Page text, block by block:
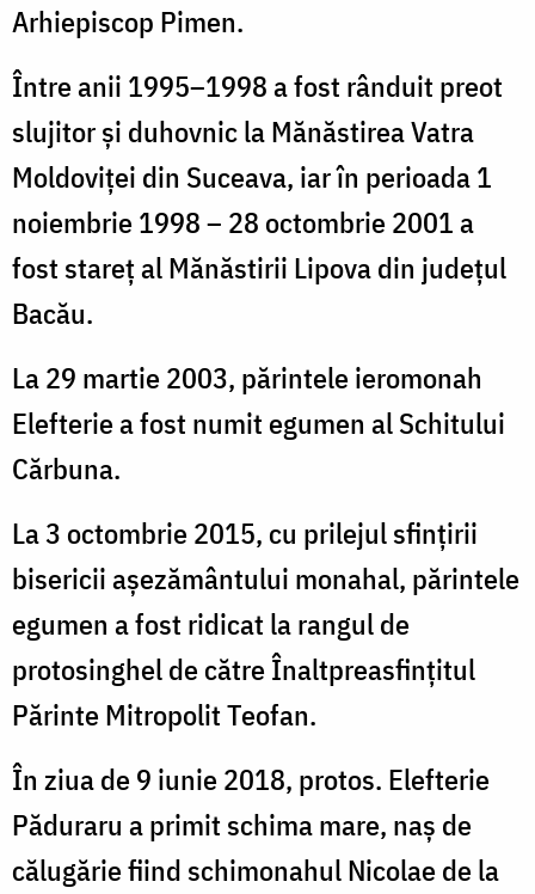
Arhiepiscop Pimen.
Între anii 1995–1998 a fost rânduit preot
slujitor și duhovnic la Mănăstirea Vatra
Moldoviței din Suceava, iar în perioada 1
noiembrie 1998 – 28 octombrie 2001 a
fost stareț al Mănăstirii Lipova din județul
Bacău.
La 29 martie 2003, părintele ieromonah
Elefterie a fost numit egumen al Schitului
Cărbuna.
La 3 octombrie 2015, cu prilejul sfințirii
bisericii așezământului monahal, părintele
egumen a fost ridicat la rangul de
protosinghel de către Înaltpreasfințitul
Părinte Mitropolit Teofan.
În ziua de 9 iunie 2018, protos. Elefterie
Păduraru a primit schima mare, naș de
călugărie fiind schimonahul Nicolae de la